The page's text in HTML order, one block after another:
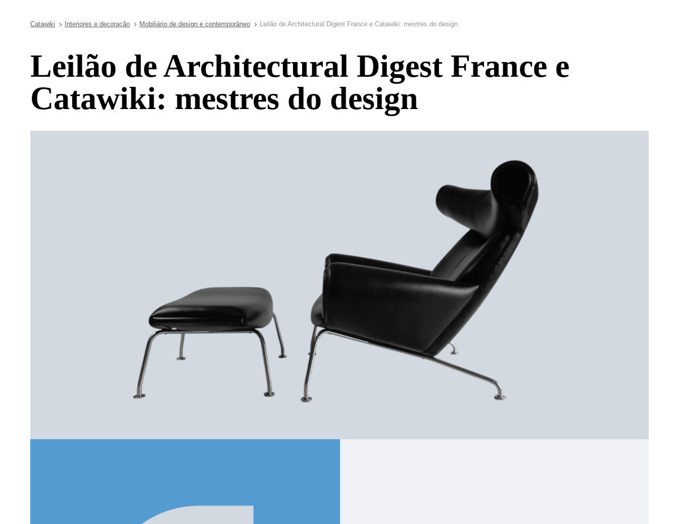
Catawiki Interiores e decoração Mobiliário de design e contemporâneo Leilão de Architectural Digest France e Catawiki: mestres do design
Leilão de Architectural Digest France e
Catawiki: mestres do design